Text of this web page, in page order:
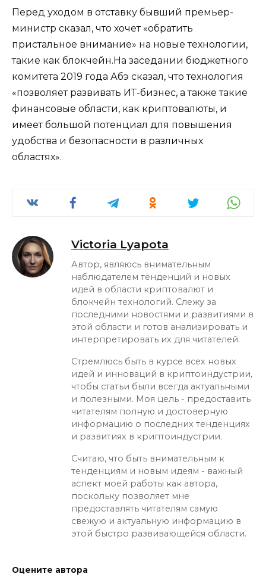
Перед уходом в отставку бывший премьер-
министр сказал, что хочет «обратить
пристальное внимание» на новые технологии,
такие как блокчейн.На заседании бюджетного
комитета 2019 года Абэ сказал, что технология
«позволяет развивать ИТ-бизнес, а также такие
финансовые области, как криптовалюты, и
имеет большой потенциал для повышения
удобства и безопасности в различных
областях».
Victoria Lyapota
Автор, являюсь внимательным
наблюдателем тенденций и новых
идей в области криптовалют и
блокчейн технологий. Слежу за
последними новостями и развитиями в
этой области и готов анализировать и
интерпретировать их для читателей.
Стремлюсь быть в курсе всех новых
идей и инноваций в криптоиндустрии,
чтобы статьи были всегда актуальными
и полезными. Моя цель - предоставить
читателям полную и достоверную
информацию о последних тенденциях
и развитиях в криптоиндустрии.
Считаю, что быть внимательным к
тенденциям и новым идеям - важный
аспект моей работы как автора,
поскольку позволяет мне
предоставлять читателям самую
свежую и актуальную информацию в
этой быстро развивающейся области.
Оцените автора